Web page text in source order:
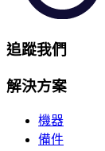
追蹤我們
解決方案
機器
備件